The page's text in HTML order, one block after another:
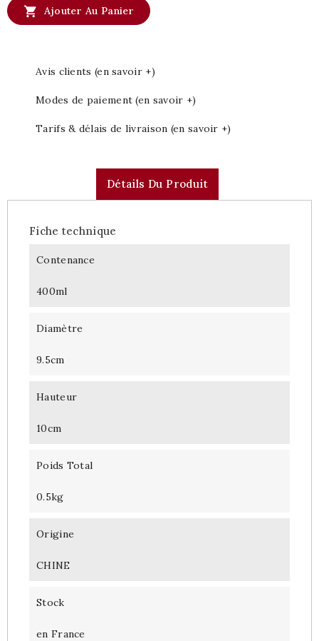
 Ajouter Au Panier
Avis clients (en savoir +)
Modes de paiement (en savoir +)
Tarifs & délais de livraison (en savoir +)
Détails Du Produit
Fiche technique
Contenance
400ml
Diamètre
9.5cm
Hauteur
10cm
Poids Total
0.5kg
Origine
CHINE
Stock
en France